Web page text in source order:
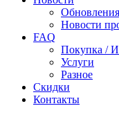
Новости
FAQ
Покупка /
Услуги
Разное
Скидки
Контакты